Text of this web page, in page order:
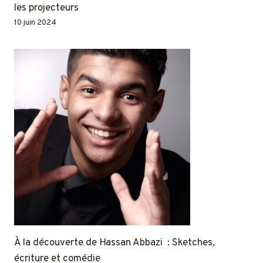
les projecteurs
10 juin 2024
À la découverte de Hassan Abbazi : Sketches,
écriture et comédie